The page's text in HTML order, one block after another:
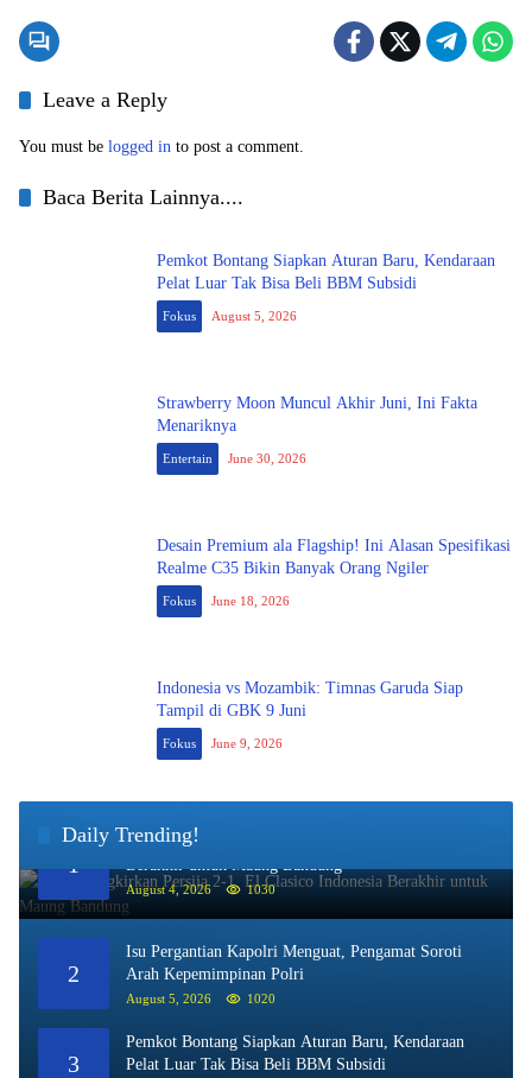
Leave a Reply
You must be logged in to post a comment.
Baca Berita Lainnya....
Pemkot Bontang Siapkan Aturan Baru, Kendaraan
Pelat Luar Tak Bisa Beli BBM Subsidi
Fokus August 5, 2026
Strawberry Moon Muncul Akhir Juni, Ini Fakta
Menariknya
Entertain June 30, 2026
Desain Premium ala Flagship! Ini Alasan Spesifikasi
Realme C35 Bikin Banyak Orang Ngiler
Fokus June 18, 2026
Indonesia vs Mozambik: Timnas Garuda Siap
Tampil di GBK 9 Juni
Fokus June 9, 2026
Daily Trending!
1
Persib Singkirkan Persija 2-1, El Clasico Indonesia
August 4, 2026 1030
2
Isu Pergantian Kapolri Menguat, Pengamat Soroti
Arah Kepemimpinan Polri
August 5, 2026 1020
3
Pemkot Bontang Siapkan Aturan Baru, Kendaraan
Pelat Luar Tak Bisa Beli BBM Subsidi